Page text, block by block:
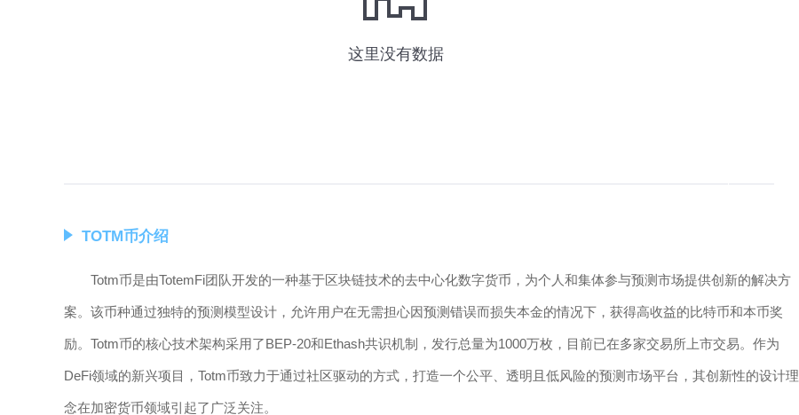
TOTM币介绍
Totm币是由TotemFi团队开发的一种基于区块链技术的去中心化数字货币，为个人和集体参与预测市场提供创新的解决方
案。该币种通过独特的预测模型设计，允许用户在无需担心因预测错误而损失本金的情况下，获得高收益的比特币和本币奖
励。Totm币的核心技术架构采用了BEP-20和Ethash共识机制，发行总量为1000万枚，目前已在多家交易所上市交易。作为
DeFi领域的新兴项目，Totm币致力于通过社区驱动的方式，打造一个公平、透明且低风险的预测市场平台，其创新性的设计理
念在加密货币领域引起了广泛关注。